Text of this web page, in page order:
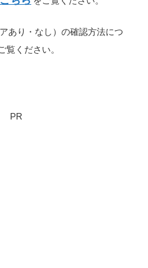
あり・なし）の確認方法につ
覧ください。
PR